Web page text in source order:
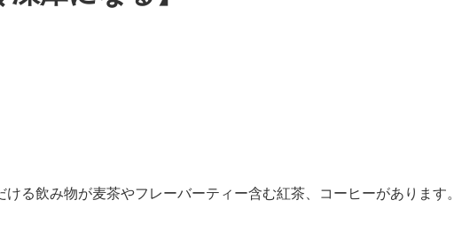
る飲み物が麦茶やフレーバーティー含む紅茶、コーヒーがあります。